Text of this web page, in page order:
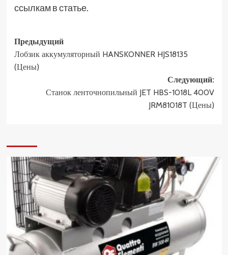
ссылкам в статье.
Навигация
записи
Предыдущий
Лобзик аккумуляторный HANSKONNER HJS18135
(Цены)
Следующий:
Станок ленточнопильный JET HBS-1018L 400V
JRM81018T (Цены)